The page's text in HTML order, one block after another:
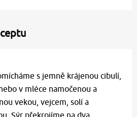
s jemně krájenou cibulí,
v mléce namočenou a
vekou, vejcem, solí a
Sýr překrojíme na dva